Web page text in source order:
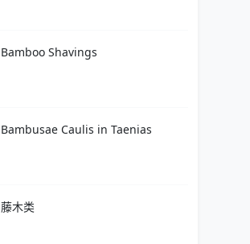
Bamboo Shavings
Bambusae Caulis in Taenias
藤木类